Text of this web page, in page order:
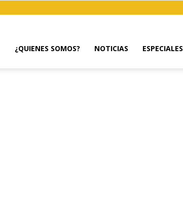
¿QUIENES SOMOS? NOTICIAS ESPECIALES